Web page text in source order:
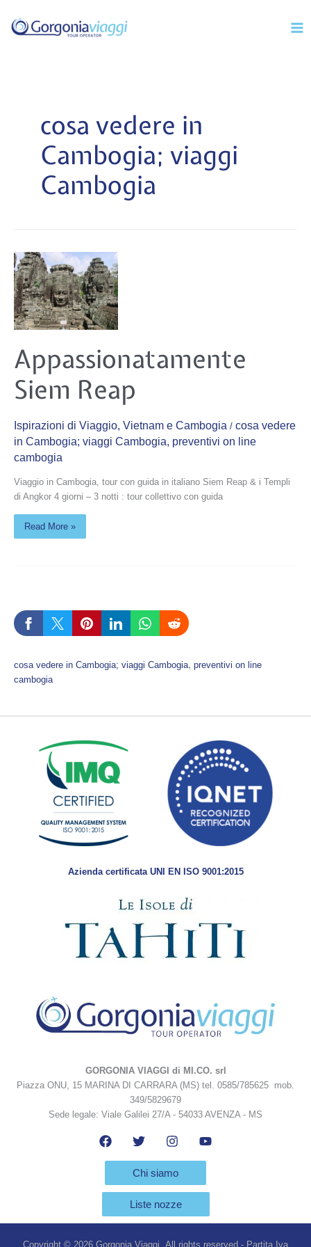
contenuto
cosa vedere in
Cambogia; viaggi
Cambogia
Appassionatamente
Siem Reap
Ispirazioni di Viaggio, Vietnam e Cambogia / cosa vedere
in Cambogia; viaggi Cambogia, preventivi on line
cambogia
Viaggio in Cambogia, tour con guida in italiano Siem Reap & i Templi
di Angkor 4 giorni – 3 notti : tour collettivo con guida
Appassionatamente
Siem
Reap
Read More »
cosa vedere in Cambogia; viaggi Cambogia, preventivi on line
cambogia
Azienda certificata UNI EN ISO 9001:2015
GORGONIA VIAGGI di MI.CO. srl
Piazza ONU, 15 MARINA DI CARRARA (MS) tel. 0585/785625 mob.
349/5829679
Sede legale: Viale Galilei 27/A - 54033 AVENZA - MS
Chi siamo
Liste nozze
Copyright © 2026 Gorgonia Viaggi All rights reserved - Partita Iva